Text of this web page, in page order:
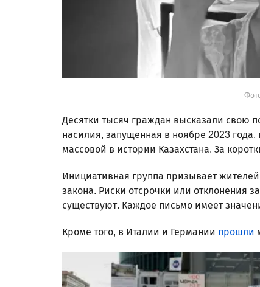
Десятки тысяч граждан высказали свою
насилия, запущенная в ноябре 2023 года,
массовой в истории Казахстана. За
Инициативная группа призывает
закона. Риски отсрочки или отклонения
существуют. Каждое письмо имеет
Кроме того, в Италии и Германии прошли